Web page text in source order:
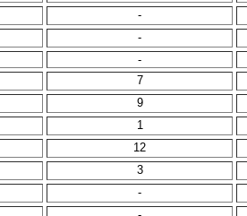
-
-
-
7
9
1
12
3
-